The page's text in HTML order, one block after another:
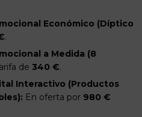
Económico (Díptico
.
a Medida (8
de 340 €.
Interactivo (Productos
En oferta por 980 €